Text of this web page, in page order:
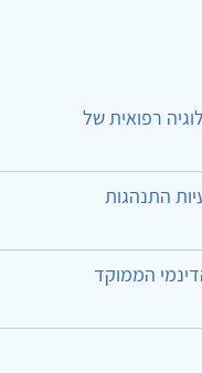
רפואית של
התנהגות
הממוקד